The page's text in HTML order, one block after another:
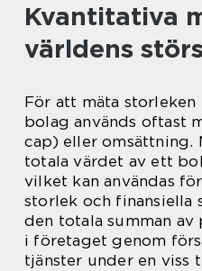
Kvantitativa
världens
För att mäta storleken
bolag används oftast
cap) eller omsättning.
totala värdet av ett
vilket kan användas
storlek och finansiella
den totala summan av
i företaget genom
tjänster under en viss